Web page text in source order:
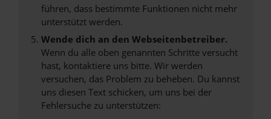
führen, dass bestimmte Funktionen nicht mehr
unterstützt werden.
Wende dich an den Webseitenbetreiber.
Wenn du alle oben genannten Schritte versucht
hast, kontaktiere uns bitte. Wir werden
versuchen, das Problem zu beheben. Du kannst
uns diesen Text schicken, um uns bei der
Fehlersuche zu unterstützen: